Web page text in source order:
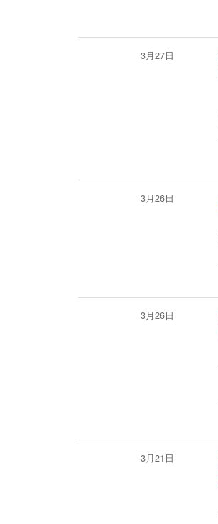
3月27日
3月26日
3月26日
3月21日